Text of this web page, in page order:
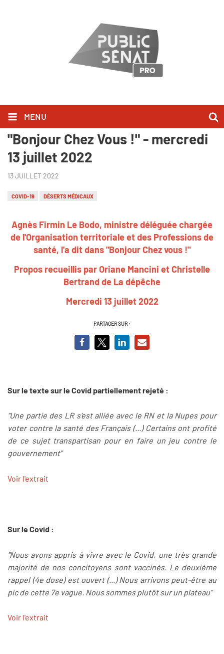
MENU
Agnès Firmin Le Bodo l'a dit dans
"Bonjour Chez Vous !" - mercredi
13 juillet 2022
13 JUILLET 2022
COVID-19 DÉSERTS MÉDICAUX
Agnès Firmin Le Bodo, ministre déléguée chargée
de l'Organisation territoriale et des Professions de
santé, l'a dit dans "Bonjour Chez vous !"
Propos recueillis par Oriane Mancini et Christelle
Bertrand de La dépêche
Mercredi 13 juillet 2022
PARTAGER SUR :
Sur le texte sur le Covid partiellement rejeté :
"Une partie des LR s'est alliée avec le RN et la Nupes pour
voter contre la santé des Français (...) Certains ont profité
de ce sujet transpartisan pour en faire un jeu contre le
gouvernement"
Voir l'extrait
Sur le Covid :
"Nous avons appris à vivre avec le Covid, une très grande
majorité de nos concitoyens sont vaccinés. Le deuxième
rappel (4e dose) est ouvert (...) Nous arrivons peut-être au
pic de cette 7e vague. Nous sommes plutôt sur un plateau"
Voir l'extrait